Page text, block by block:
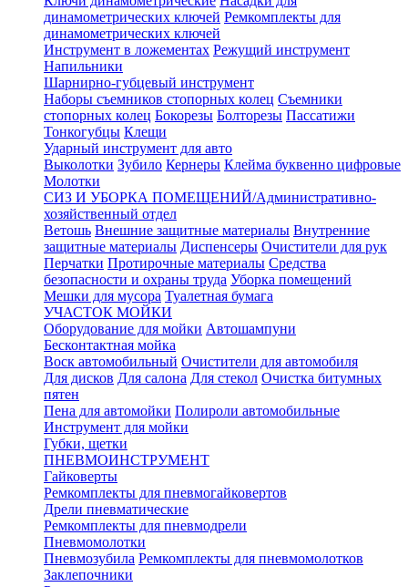
динамометрических ключей Ремкомплекты для
динамометрических ключей
Инструмент в ложементах Режущий инструмент
Напильники
Шарнирно-губцевый инструмент
Наборы съемников стопорных колец Съемники
стопорных колец Бокорезы Болторезы Пассатижи
Тонкогубцы Клещи
Ударный инструмент для авто
Выколотки Зубило Кернеры Клейма буквенно цифровые
Молотки
СИЗ И УБОРКА ПОМЕЩЕНИЙ/Административно-
хозяйственный отдел
Ветошь Внешние защитные материалы Внутренние
защитные материалы Диспенсеры Очистители для рук
Перчатки Протирочные материалы Средства
безопасности и охраны труда Уборка помещений
Мешки для мусора Туалетная бумага
УЧАСТОК МОЙКИ
Оборудование для мойки Автошампуни
Бесконтактная мойка
Воск автомобильный Очистители для автомобиля
Для дисков Для салона Для стекол Очистка битумных
пятен
Пена для автомойки Полироли автомобильные
Инструмент для мойки
Губки, щетки
ПНЕВМОИНСТРУМЕНТ
Гайковерты
Ремкомплекты для пневмогайковертов
Дрели пневматические
Ремкомплекты для пневмодрели
Пневмомолотки
Пневмозубила Ремкомплекты для пневмомолотков
Заклепочники